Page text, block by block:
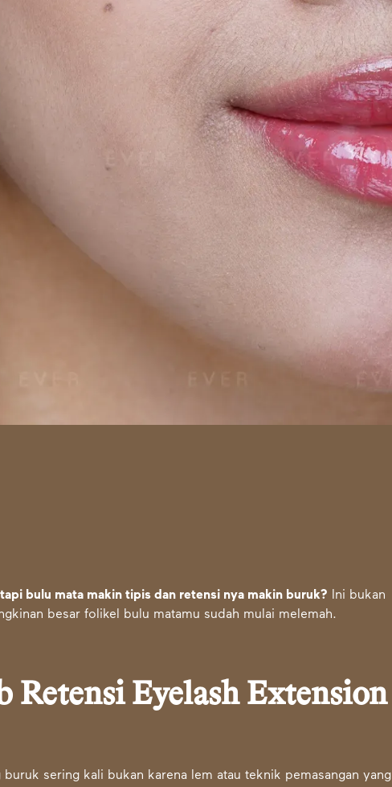
bulu mata makin tipis dan retensi nya makin buruk? Ini bukan
besar folikel bulu matamu sudah mulai melemah.
Retensi Eyelash Extension
buruk sering kali bukan karena lem atau teknik pemasangan yang